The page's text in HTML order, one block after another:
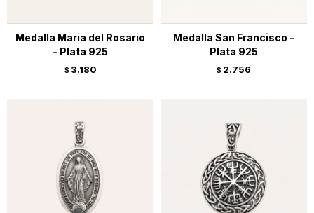
Medalla Maria del Rosario
- Plata 925
$ 3.180
Medalla San Francisco -
Plata 925
$ 2.756